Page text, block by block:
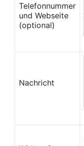
Telefonnummer
und Webseite
(optional)
Nachricht